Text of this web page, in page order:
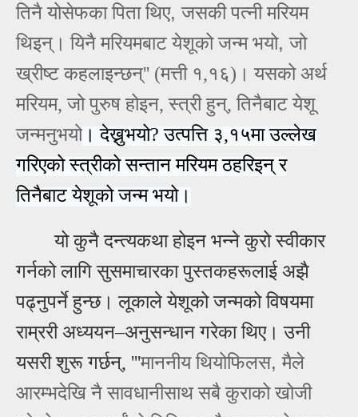
तिनै योसेफका पिता थिए,जसकी पत्‍नी मरियम
थिइन्‌। यिनै मरियमबाट येशूको जन्‍म भयो,जो
ख्रीष्‍ट कहलाइन्‍छन्‌'' (मत्ती १,१६)। यसको अर्थ
मरियम, जो पुरुष होइन, स्त्री हुन्, तिनैबाट येशू
जन्मनुभयो । देख्नुभयो? उत्पत्ति ३,१५मा उल्लेख
गरिएको स्त्रीको सन्तान मरियम ठहरिइन् र
तिनैबाट येशूको जन्म भयो।
यो कुनै दन्त्यकथा होइन भन्ने कुरो स्वीकार
गर्नको लागि सुसमाचारका पुस्तकहरूलाई अझै
पढ्नुपर्ने हुन्छ। लूकाले येशूको जन्मको विषयमा
राम्ररी अध्ययन–अनुसन्धान गरेका थिए। उनी
यसरी शुरू गर्छन्, '''माननीय थियोफिलस,मैले
आरम्‍भदेखि नै सावधानीसाथ सबै कुराको खोजी